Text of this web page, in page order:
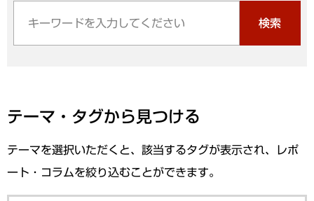
検索
テーマ・タグから見つける
テーマを選択いただくと、該当するタグが表示され、レポ
ート・コラムを絞り込むことができます。